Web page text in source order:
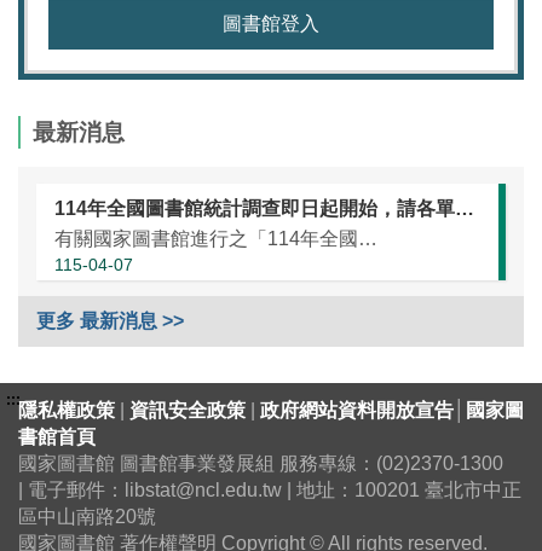
圖書館登入
最新消息
114年全國圖書館統計調查即日起開始，請各單位協助於本（115）年5月25日前完成統計資訊填報（延長至7月10日）
有關國家圖書館進行之「114年全國圖書館統計」調查，涵蓋全國大專校院圖書館、國民小學圖書館、國民中學圖書館、高級中等學校暨特殊教育學校圖書館，以及專門圖書館，藉由相關統計數據之蒐集，將有助瞭解我國各類...
115-04-07
更多 最新消息 >>
:::隱私權政策 資訊安全政策 政府網站資料開放宣告
國家圖
書館首頁
國家圖書館 圖書館事業發展組 服務專線：(02)2370-1300
| 電子郵件：libstat@ncl.edu.tw | 地址：100201 臺北市中正
區中山南路20號
國家圖書館 著作權聲明 Copyright © All rights reserved.